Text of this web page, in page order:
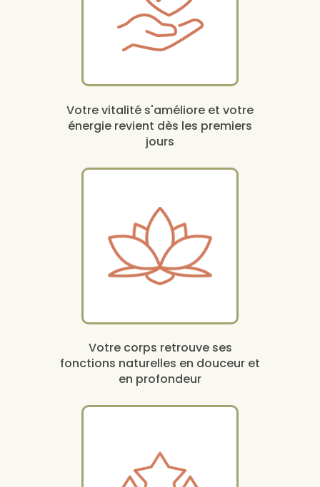
Votre vitalité s'améliore et votre
énergie revient dès les premiers
jours
Votre corps retrouve ses
fonctions naturelles en douceur et
en profondeur